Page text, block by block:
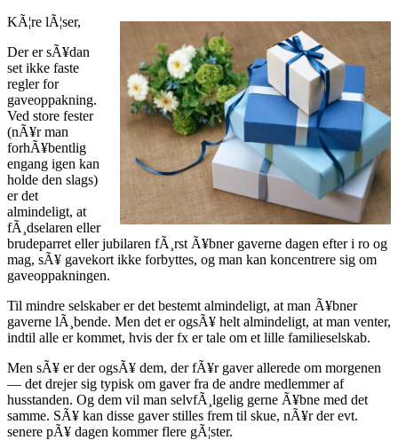
KÃ¦re lÃ¦ser,
Der er sÃ¥dan
set ikke faste
regler for
gaveoppakning.
Ved store fester
(nÃ¥r man
forhÃ¥bentlig
engang igen kan
holde den slags)
er det
almindeligt, at
fÃ¸dselaren eller
brudeparret eller jubilaren fÃ¸rst Ã¥bner gaverne dagen efter i ro og
mag, sÃ¥ gavekort ikke forbyttes, og man kan koncentrere sig om
gaveoppakningen.
Til mindre selskaber er det bestemt almindeligt, at man Ã¥bner
gaverne lÃ¸bende. Men det er ogsÃ¥ helt almindeligt, at man venter,
indtil alle er kommet, hvis der fx er tale om et lille familieselskab.
Men sÃ¥ er der ogsÃ¥ dem, der fÃ¥r gaver allerede om morgenen
— det drejer sig typisk om gaver fra de andre medlemmer af
husstanden. Og dem vil man selvfÃ¸lgelig gerne Ã¥bne med det
samme. SÃ¥ kan disse gaver stilles frem til skue, nÃ¥r der evt.
senere pÃ¥ dagen kommer flere gÃ¦ster.